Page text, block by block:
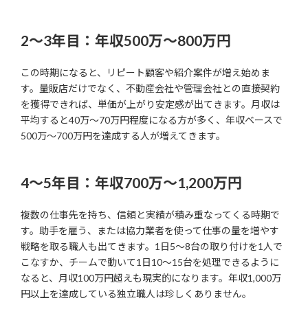
2〜3年目：年収500万〜800万円
この時期になると、リピート顧客や紹介案件が増え始めま
す。量販店だけでなく、不動産会社や管理会社との直接契約
を獲得できれば、単価が上がり安定感が出てきます。月収は
平均すると40万〜70万円程度になる方が多く、年収ベースで
500万〜700万円を達成する人が増えてきます。
4〜5年目：年収700万〜1,200万円
複数の仕事先を持ち、信頼と実績が積み重なってくる時期で
す。助手を雇う、または協力業者を使って仕事の量を増やす
戦略を取る職人も出てきます。1日5〜8台の取り付けを1人で
こなすか、チームで動いて1日10〜15台を処理できるように
なると、月収100万円超えも現実的になります。年収1,000万
円以上を達成している独立職人は珍しくありません。